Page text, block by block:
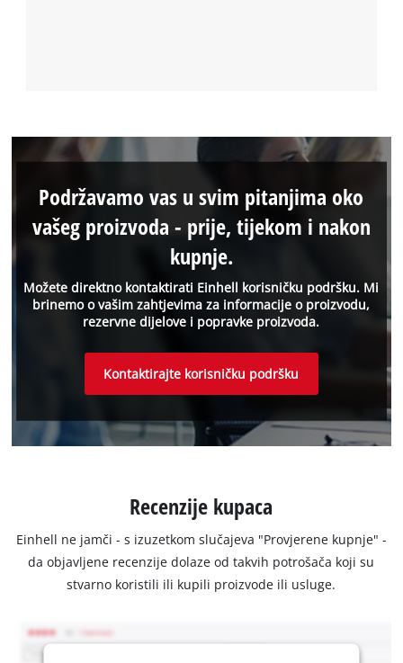
Možete direktno kontaktirati Einhell korisničku podršku. Mi
brinemo o vašim zahtjevima za informacije o proizvodu,
rezervne dijelove i popravke proizvoda.
Podržavamo vas u svim pitanjima oko
vašeg proizvoda - prije, tijekom i nakon
kupnje.
Kontaktirajte korisničku podršku
Recenzije kupaca
Einhell ne jamči - s izuzetkom slučajeva "Provjerene kupnje" -
da objavljene recenzije dolaze od takvih potrošača koji su
stvarno koristili ili kupili proizvode ili usluge.